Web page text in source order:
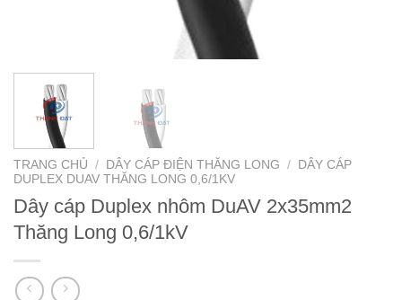
TRANG CHỦ / DÂY CÁP ĐIỆN THĂNG LONG /
DÂY CÁP
DUPLEX DUAV THĂNG LONG 0,6/1KV
Dây cáp Duplex nhôm DuAV 2x35mm2
Thăng Long 0,6/1kV